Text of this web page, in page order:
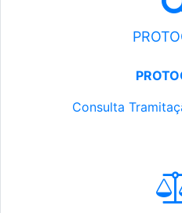
Consulta